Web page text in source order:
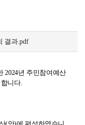
결과.pdf
2024년 주민참여예산
니다.